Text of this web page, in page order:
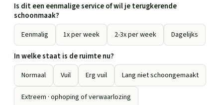
Is dit een eenmalige service of wil je terugkerende
schoonmaak?
Eenmalig 1x per week 2-3x per week Dagelijks
In welke staat is de ruimte nu?
Normaal Vuil Erg vuil Lang niet schoongemaakt
Extreem · ophoping of verwaarlozing